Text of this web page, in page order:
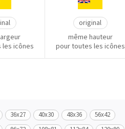
icônes
original
même hauteur
pour toutes les icônes
36x27 40x30 48x36
56x42